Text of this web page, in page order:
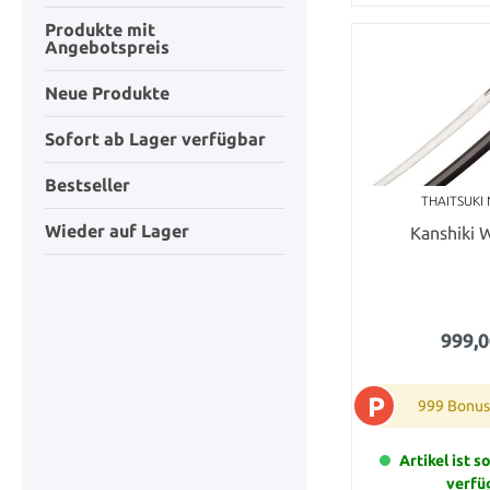
Produkte mit
Angebotspreis
Neue Produkte
Sofort ab Lager verfügbar
Bestseller
Wieder auf Lager
THAITSUKI
Kanshiki
P 999
Artikel ist